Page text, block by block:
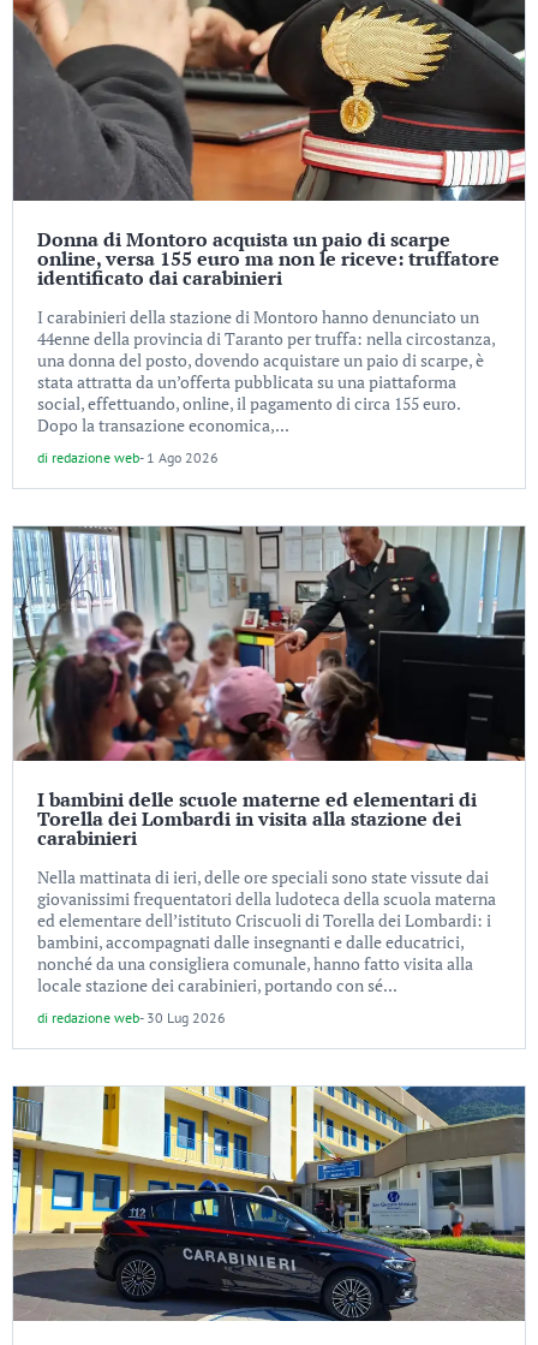
Donna di Montoro acquista un paio di scarpe
online, versa 155 euro ma non le riceve: truffatore
identificato dai carabinieri
I carabinieri della stazione di Montoro hanno denunciato un
44enne della provincia di Taranto per truffa: nella circostanza,
una donna del posto, dovendo acquistare un paio di scarpe, è
stata attratta da un’offerta pubblicata su una piattaforma
social, effettuando, online, il pagamento di circa 155 euro.
Dopo la transazione economica,...
di redazione web- 1 Ago 2026
I bambini delle scuole materne ed elementari di
Torella dei Lombardi in visita alla stazione dei
carabinieri
Nella mattinata di ieri, delle ore speciali sono state vissute dai
giovanissimi frequentatori della ludoteca della scuola materna
ed elementare dell’istituto Criscuoli di Torella dei Lombardi: i
bambini, accompagnati dalle insegnanti e dalle educatrici,
nonché da una consigliera comunale, hanno fatto visita alla
locale stazione dei carabinieri, portando con sé...
di redazione web- 30 Lug 2026